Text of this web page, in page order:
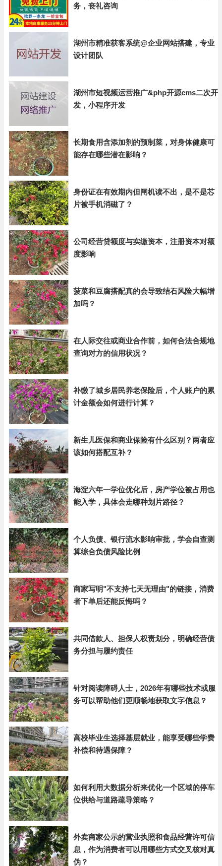
务，丧礼咨询
湖州市精准获客系统@企业网站搭建，专业
设计团队
湖州市短视频运营推广&php开源cms二次开
发，小程序开发
长期食用含添加剂的预制菜，对身体健康可
能存在哪些潜在影响？
身份证在有效期内但闸机读不出，是不是芯
片被手机消磁了？
公司经营贷额度与实缴资本，注册资本对额
度影响
菠菜和豆腐搭配真的会导致结石风险大幅增
加吗？
在人际交往或商业合作前，如何合法合规地
查询对方的信用状况？
补缴了城乡居民养老保险后，个人账户的累
计金额会如何进行计算？
新生儿医保和商业保险有什么区别？两者应
该如何搭配互补？
海淀六年一学位优化后，房产学位被占用也
能入学，具体会走哪种划片路径？
个人负债、银行流水影响审批，学会自查测
算综合负债风险比例
商家写明"不支持七天无理由"的链接，消费
者下单后还能反悔吗？
共同借款人、担保人权责划分，明确经营债
务分担与履约责任
针对阅读障碍人士，2026年有哪些技术或服
务可以帮助他们更顺畅地获取文字信息？
高校毕业生选择基层就业，能享受哪些学费
补偿和待遇保障？
如何利用大数据分析来优化一个区域的停车
位供给与道路疏导策略？
外卖商家公示的营业执照和食品经营许可信
息，作为消费者可以用哪些方式交叉核对真
伪？